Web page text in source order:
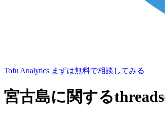
Tofu Analytics まずは無料で相談してみる
宮古島に関する